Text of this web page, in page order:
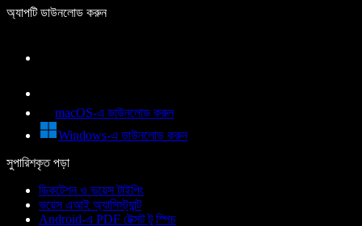
অ্যাপটি ডাউনলোড করুন
macOS-এ ডাউনলোড করুন
Windows-এ ডাউনলোড করুন
সুপারিশকৃত পড়া
ডিকটেশন ও ভয়েস টাইপিং
ভয়েস এআই অ্যাসিস্ট্যান্ট
Android-এ PDF টেক্সট টু স্পিচ